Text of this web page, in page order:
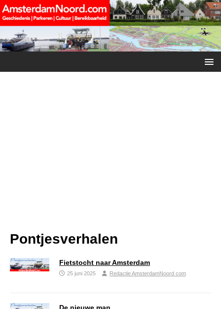
Pontjesverhalen
Fietstocht naar Amsterdam
25 juni 2025 Redactie AmsterdamNoord com
De nieuwe man